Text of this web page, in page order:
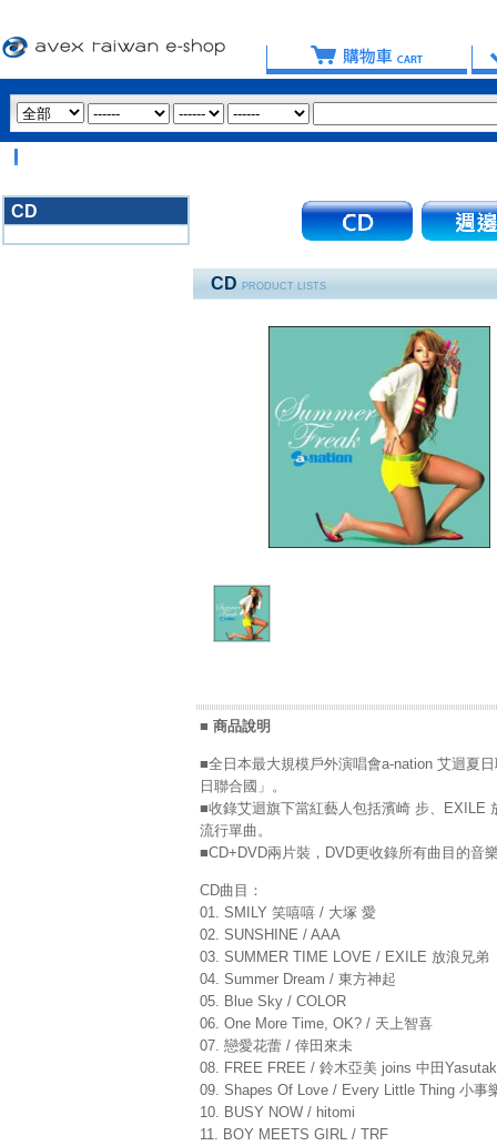
CD
CD PRODUCT LISTS
■ 商品說明
■全日本最大規模戶外演唱會a-nation 艾迴夏
日聯合國」。
■收錄艾迴旗下當紅藝人包括濱崎 步、EXILE
流行單曲。
■CD+DVD兩片裝，DVD更收錄所有曲目的音
CD曲目：
01. SMILY 笑嘻嘻 / 大塚 愛
02. SUNSHINE / AAA
03. SUMMER TIME LOVE / EXILE 放浪兄弟
04. Summer Dream / 東方神起
05. Blue Sky / COLOR
06. One More Time, OK? / 天上智喜
07. 戀愛花蕾 / 倖田來未
08. FREE FREE / 鈴木亞美 joins 中田
09. Shapes Of Love / Every Little Thing 小事
10. BUSY NOW / hitomi
11. BOY MEETS GIRL / TRF